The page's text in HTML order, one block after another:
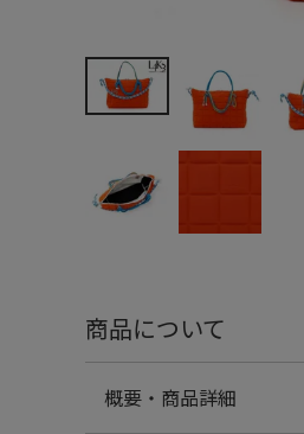
商品について
概要・商品詳細